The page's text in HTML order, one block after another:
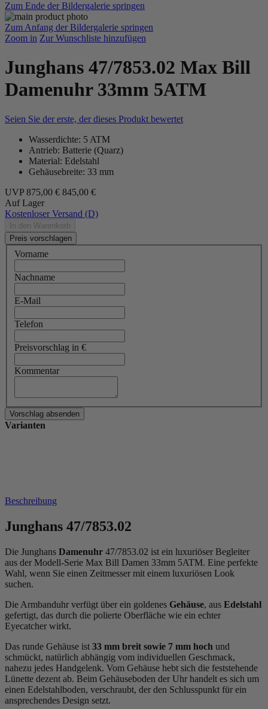
Zum Ende der Bildergalerie springen
Zum Anfang der Bildergalerie springen
Zoom in Zur Wunschliste hinzufügen
Junghans 47/7853.02 Max Bill
Damenuhr 33mm 5ATM
Seien Sie der erste, der dieses Produkt bewertet
Wasserdichte: 5 ATM
Antrieb: Batterie (Quarz)
Material: Edelstahl
Gehäusebreite: 33 mm
UVP 875,00 € 845,00 €
Auf Lager
Kostenloser Versand (D)
In den Warenkorb
Preis vorschlagen
Vorname
Nachname
E-Mail
Telefon
Preisvorschlag in €
Kommentar
Varianten
Beschreibung
Junghans 47/7853.02
Die Junghans Damenuhr 47/7853.02 ist ein luxuriöser Begleiter
aus der Modell-Serie Max Bill Damen 33mm 5ATM. Eine perfekte
Wahl, wenn Sie einen Zeitmesser mit einem luxuriösen Look
suchen.
Die Armbanduhr verfügt über ein goldenes Gehäuse, aus Edelstahl
gefertigt, das durch die polierte Oberfläche wie ein echter
Eyecatcher wirkt.
Das runde Gehäuse ist 33 mm breit sowie 7 mm hoch und
schmückt, natürlich abhängig vom individuellen Geschmack,
nahezu jedes Handgelenk. Vom Gehäuse hebt sich die feststehende
Lünette dezent ab. Beim Gehäuseboden der Uhr handelt es sich um
einen Edelstahlboden, verschraubt, der den Schlusspunkt für ein
ansprechendes Design setzt.